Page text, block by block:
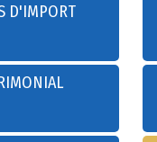
D'IMPORT